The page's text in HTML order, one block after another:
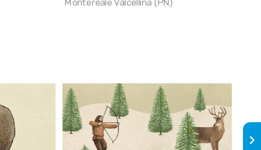
Montereale Valcellina (PN)
keyboard_arrow_right